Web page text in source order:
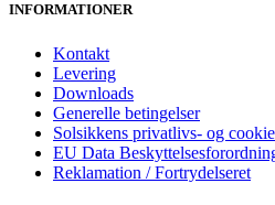
INFORMATIONER
Kontakt
Levering
Downloads
Generelle betingelser
Solsikkens privatlivs- og
EU Data
Reklamation / Fortrydelseret